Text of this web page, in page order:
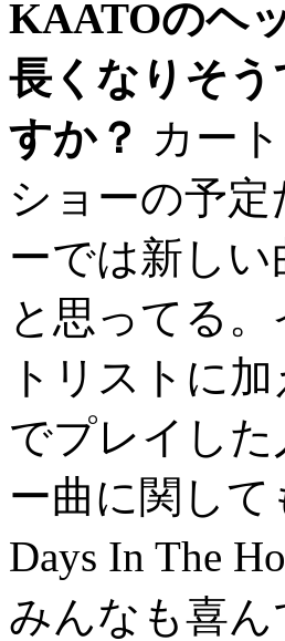
KAATOのヘ
長くなりそ
すか？ カー
ショーの予
ーでは新し
と思ってる
トリストに
でプレイし
ー曲に関し
Days In The
みんなも喜